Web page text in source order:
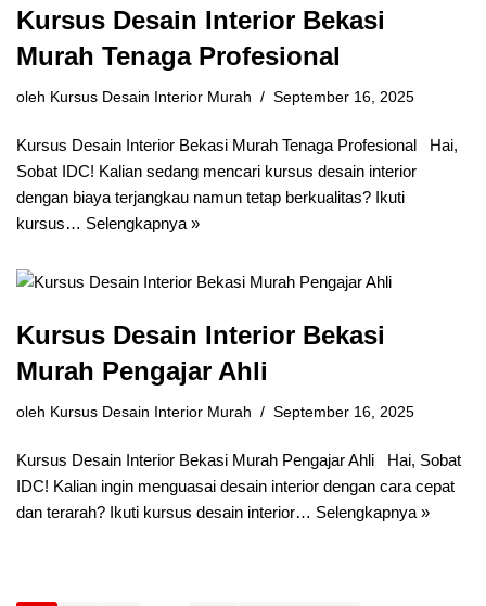
Kursus Desain Interior Bekasi
Murah Tenaga Profesional
oleh Kursus Desain Interior Murah September 16, 2025
Kursus Desain Interior Bekasi Murah Tenaga Profesional Hai,
Sobat IDC! Kalian sedang mencari kursus desain interior
dengan biaya terjangkau namun tetap berkualitas? Ikuti
kursus… Selengkapnya »
Kursus Desain Interior Bekasi
Murah Pengajar Ahli
oleh Kursus Desain Interior Murah September 16, 2025
Kursus Desain Interior Bekasi Murah Pengajar Ahli Hai, Sobat
IDC! Kalian ingin menguasai desain interior dengan cara cepat
dan terarah? Ikuti kursus desain interior… Selengkapnya »